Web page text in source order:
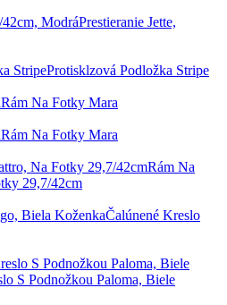
Prestieranie Jette,
Protisklzová Podložka Stripe
Rám Na Fotky Mara
Rám Na Fotky Mara
Rám Na
29,7/42cm
Čalúnené Kreslo
S Podnožkou Paloma, Biele